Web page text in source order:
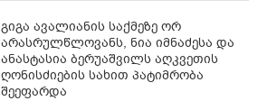
გიგა ავალიანის საქმეზე ორ
არასრულწლოვანს, ნია იმნაძესა და
ანასტასია ბერუაშვილს აღკვეთის
ღონისძიების სახით პატიმრობა
შეეფარდა